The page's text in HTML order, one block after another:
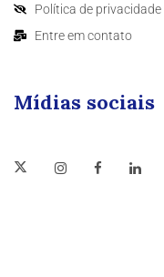
Política de privacidade
Entre em contato
Mídias sociais